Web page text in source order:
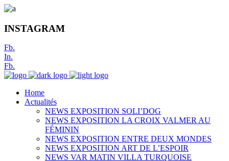
INSTAGRAM
Fb.
In.
Fb.
Home
Actualités
NEWS EXPOSITION SOLI’DOG
NEWS EXPOSITION LA CROIX VALMER AU
FÉMININ
NEWS EXPOSITION ENTRE DEUX MONDES
NEWS EXPOSITION ART DE L’ESPOIR
NEWS VAR MATIN VILLA TURQUOISE